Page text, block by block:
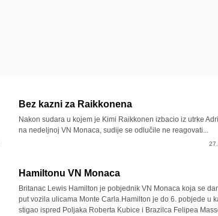
Bez kazni za Raikkonena
Nakon sudara u kojem je Kimi Raikkonen izbacio iz utrke
na nedeljnoj VN Monaca, sudije se odlučile ne reagovati...
Hamiltonu VN Monaca
Britanac Lewis Hamilton je pobjednik VN Monaca koja se
put vozila ulicama Monte Carla.Hamilton je do 6. pobjede u
stigao ispred Poljaka Roberta Kubice i Brazilca Felipea